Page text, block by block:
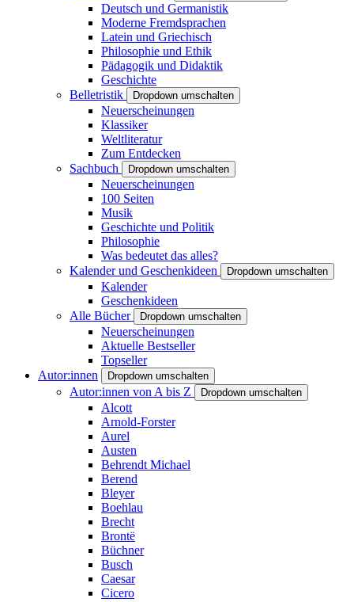
Deutsch und Germanistik
Moderne Fremdsprachen
Latein und Griechisch
Philosophie und Ethik
Pädagogik und Didaktik
Geschichte
Belletristik
Dropdown umschalten
Neuerscheinungen
Klassiker
Weltliteratur
Zum Entdecken
Sachbuch
Dropdown umschalten
Neuerscheinungen
100 Seiten
Musik
Geschichte und Politik
Philosophie
Was bedeutet das alles?
Kalender und Geschenkideen
Dropdown umschalten
Kalender
Geschenkideen
Alle Bücher
Dropdown umschalten
Neuerscheinungen
Aktuelle Bestseller
Topseller
Autor:innen
Dropdown umschalten
Autor:innen von A bis Z Dropdown umschalten
Alcott
Arnold-Forster
Aurel
Austen
Behrendt Michael
Berend
Bleyer
Boehlau
Brecht
Brontë
Büchner
Busch
Caesar
Cicero